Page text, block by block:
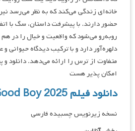
خانه‌ای زندگی می‌کند که به نظر می‌رسد
حضور دارند. با پیشرفت داستان، سگ با
روبه‌رو می‌شود که واقعیت و خیال را در
دلهره‌آور دارد و با ترکیب دیدگاه حیوانی
امکان پذیر هست
دانلود فیلم Good Boy 2025
نسخه زیرنویس چسبیده فارسی